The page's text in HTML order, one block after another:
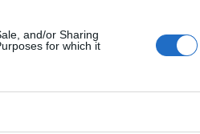
and/or Sharing
for which it
στο